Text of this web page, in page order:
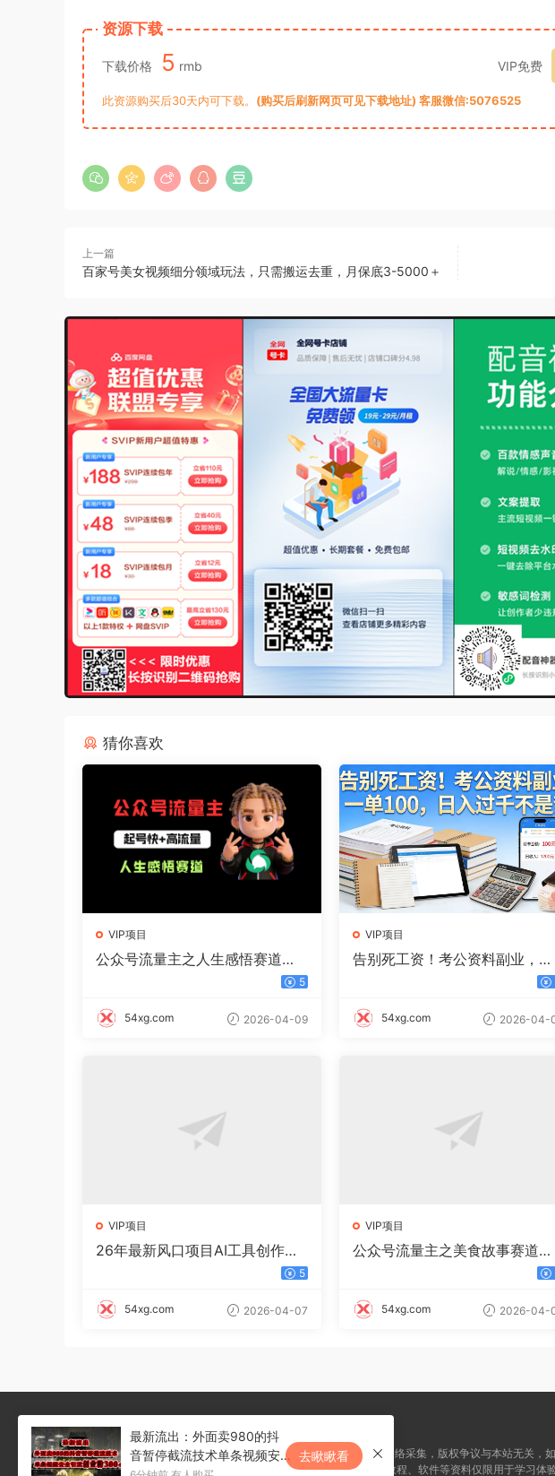
资源下载
下载价格 5 rmb VIP免费
此资源购买后30天内可下载。 (购买后刷新网页可见下载地址) 客服微信:5076525
上一篇
百家号美女视频细分领域玩法，只需搬运去重，月保底3-5000＋
猜你喜欢
VIP项目
公众号流量主之人生感悟赛道，
起号快+高流量，单日阅读10w
5
54xg.com 2026-04-09
VIP项目
告别死工资！考公资料副业，一
54xg.com 2026-04-
VIP项目
26年最新风口项目AI工具创作写
5
54xg.com 2026-04-07
VIP项目
公众号流量主之美食故事赛道，
起号快+高互动，8天就能做出
54xg.com 2026-04-
内容全部来自网络采集，版权争议与本站无关，
本站所发布的一切学习教程、软件等资料仅限用于学习
最新流出：外面卖980的抖
音暂停截流技术单条视频安
去瞅瞅看